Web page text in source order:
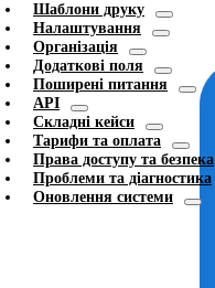
Шаблони друку
Налаштування
Організація
Додаткові поля
Поширені питання
API
Складні кейси
Тарифи та оплата
Права доступу та безпека
Проблеми та діагностика
Оновлення системи